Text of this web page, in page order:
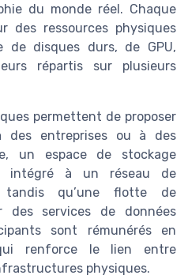
du monde réel. Chaque
des ressources physiques
de disques durs, de GPU,
répartis sur plusieurs
permettent de proposer
des entreprises ou à des
un espace de stockage
intégré à un réseau de
tandis qu’une flotte de
des services de données
sont rémunérés en
renforce le lien entre
physiques.